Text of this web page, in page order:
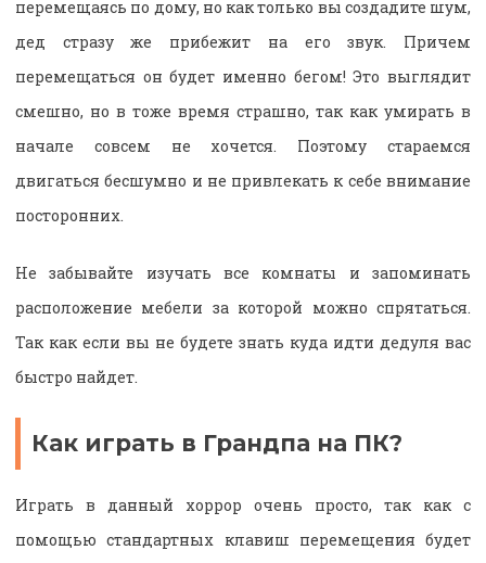
перемещаясь по дому, но как только вы создадите шум,
дед стразу же прибежит на его звук. Причем
перемещаться он будет именно бегом! Это выглядит
смешно, но в тоже время страшно, так как умирать в
начале совсем не хочется. Поэтому стараемся
двигаться бесшумно и не привлекать к себе внимание
посторонних.
Не забывайте изучать все комнаты и запоминать
расположение мебели за которой можно спрятаться.
Так как если вы не будете знать куда идти дедуля вас
быстро найдет.
Как играть в Грандпа на ПК?
Играть в данный хоррор очень просто, так как с
помощью стандартных клавиш перемещения будет